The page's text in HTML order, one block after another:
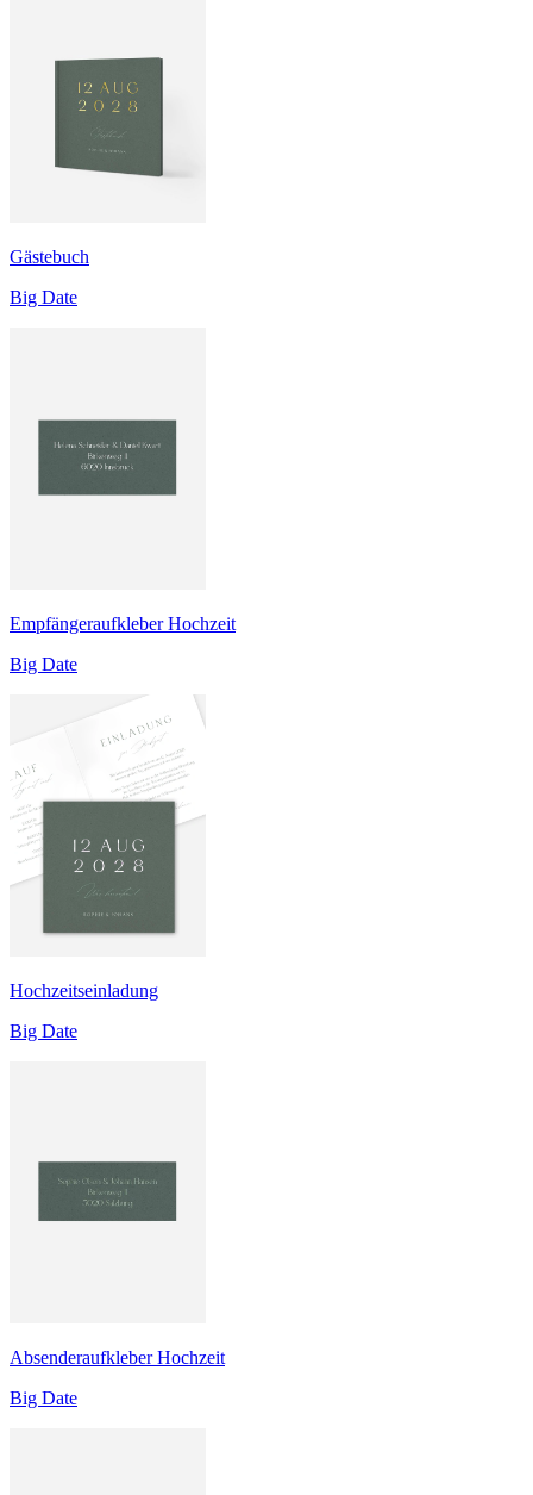
Gästebuch
Big Date
Empfängeraufkleber Hochzeit
Big Date
Hochzeitseinladung
Big Date
Absenderaufkleber Hochzeit
Big Date